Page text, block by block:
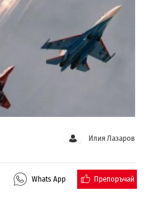
Илия Лазаров
Whats App Препоръчай